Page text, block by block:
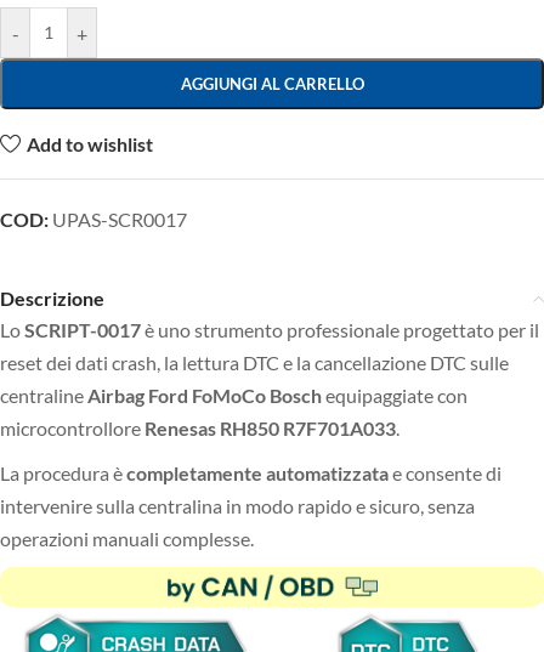
- +
AGGIUNGI AL CARRELLO
Add to wishlist
COD: UPAS-SCR0017
Descrizione
LoSCRIPT-0017è uno strumento professionale progettato per il
reset dei dati crash, la lettura DTC e la cancellazione DTC sulle
centralineAirbag Ford FoMoCo Boschequipaggiate con
microcontrollore Renesas RH850 R7F701A033.
La procedura ècompletamente automatizzatae consente di
intervenire sulla centralina in modo rapido e sicuro, senza
operazioni manuali complesse.